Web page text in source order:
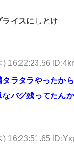
イスにしとけ
) 16:22:23.56
タラタラやったか
バグ残ってたん
) 16:23:51.65